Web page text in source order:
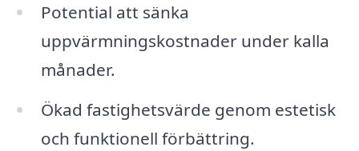
Potential att sänka
uppvärmningskostnader under kalla
månader.
Ökad fastighetsvärde genom estetisk
och funktionell förbättring.